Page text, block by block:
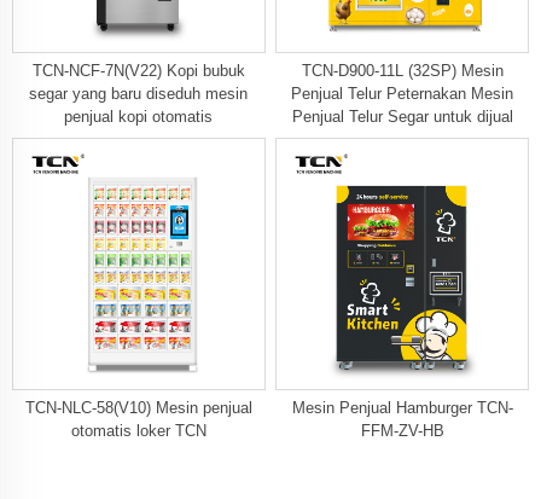
TCN-NCF-7N(V22) Kopi bubuk
segar yang baru diseduh mesin
penjual kopi otomatis
TCN-D900-11L (32SP) Mesin
Penjual Telur Peternakan Mesin
Penjual Telur Segar untuk dijual
TCN-NLC-58(V10) Mesin penjual
otomatis loker TCN
Mesin Penjual Hamburger TCN-
FFM-ZV-HB